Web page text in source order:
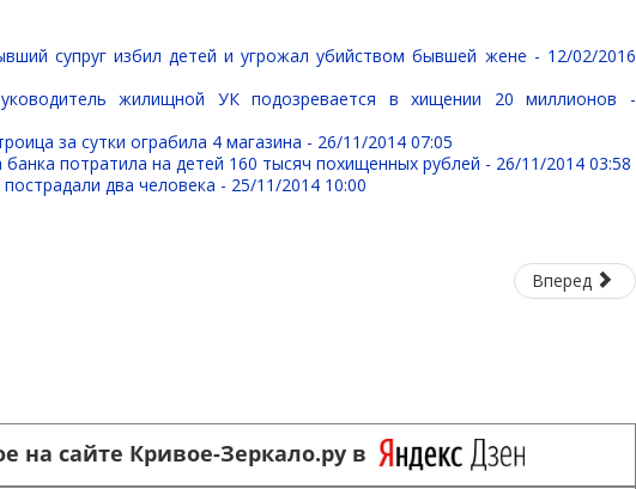
супруг избил детей и угрожал убийством бывшей жене - 12/02/2016
жилищной УК подозревается в хищении 20 миллионов -
за сутки ограбила 4 магазина - 26/11/2014 07:05
потратила на детей 160 тысяч похищенных рублей - 26/11/2014 03:58
два человека - 25/11/2014 10:00
Вперед
на сайте Кривое-Зеркало.ру в